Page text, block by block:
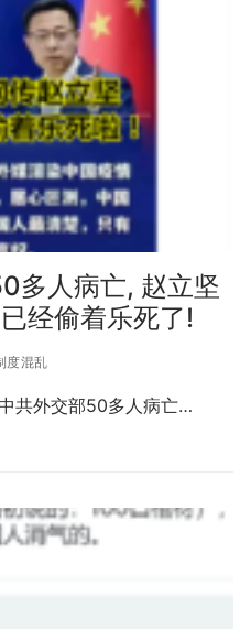
多人病亡, 赵立坚
经偷着乐死了!
度混乱
共外交部50多人病亡…